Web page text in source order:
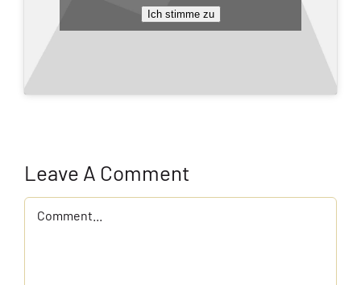
Ich stimme zu
Leave A Comment
Comment